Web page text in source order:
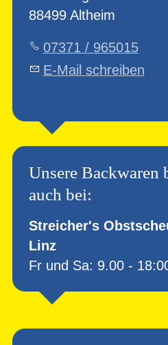
88499 Altheim
07371 / 965015
E-Mail schreiben
Unsere Backwaren
auch bei:
Streicher's
Linz
Fr und Sa: 9.00 -